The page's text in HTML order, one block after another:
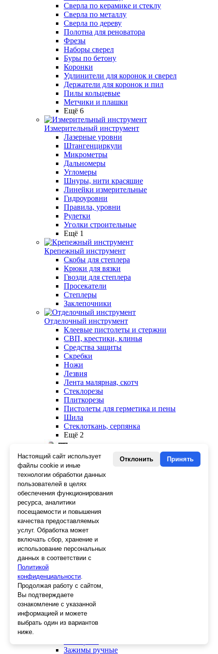
Сверла по керамике и стеклу
Сверла по металлу
Сверла по дереву
Полотна для реноватора
Фрезы
Наборы сверел
Буры по бетону
Коронки
Удлинители для коронок и сверел
Держатели для коронок и пил
Пилы кольцевые
Метчики и плашки
Ещё 6
Измерительный инструмент
Лазерные уровни
Штангенциркули
Микрометры
Дальномеры
Угломеры
Шнуры, нити красящие
Линейки измерительные
Гидроуровни
Правила, уровни
Рулетки
Уголки строительные
Ещё 1
Крепежный инструмент
Скобы для степлера
Крюки для вязки
Гвозди для степлера
Просекатели
Степлеры
Заклепочники
Отделочный инструмент
Клеевые пистолеты и стержни
СВП, крестики, клинья
Средства защиты
Скребки
Ножи
Лезвия
Лента малярная, скотч
Стеклорезы
Плиткорезы
Пистолеты для герметика и пены
Шила
Стеклоткань, серпянка
Ещё 2
Слесарный инструмент
Болторезы
Длинногубцы
Круглогубцы
Тонкогубцы, утконосы
Бокорезы
Кувалды
Головки
Зенкера, бородки, кернеры
Керны
Ножницы электрика
Стопорные кольца
Съемники стопорных колец
Пинцеты
Магниты
Клещи для изоляции
Зажимы ручные
Настоящий сайт использует
файлы cookie и иные
технологии обработки данных
пользователей в целях
обеспечения функционирования
ресурса, аналитики
посещаемости и повышения
качества предоставляемых
услуг. Обработка может
включать сбор, хранение и
использование персональных
данных в соответствии с
Политикой
конфиденциальности.
Продолжая работу с сайтом,
Вы подтверждаете
ознакомление с указанной
информацией и можете
выбрать один из вариантов
ниже.
Отклонить Принять